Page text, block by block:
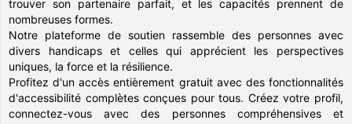
trouver son partenaire parfait, et les capacités prennent de
nombreuses formes.
Notre plateforme de soutien rassemble des personnes avec
divers handicaps et celles qui apprécient les perspectives
uniques, la force et la résilience.
Profitez d'un accès entièrement gratuit avec des fonctionnalités
d'accessibilité complètes conçues pour tous. Créez votre profil,
connectez-vous avec des personnes compréhensives et